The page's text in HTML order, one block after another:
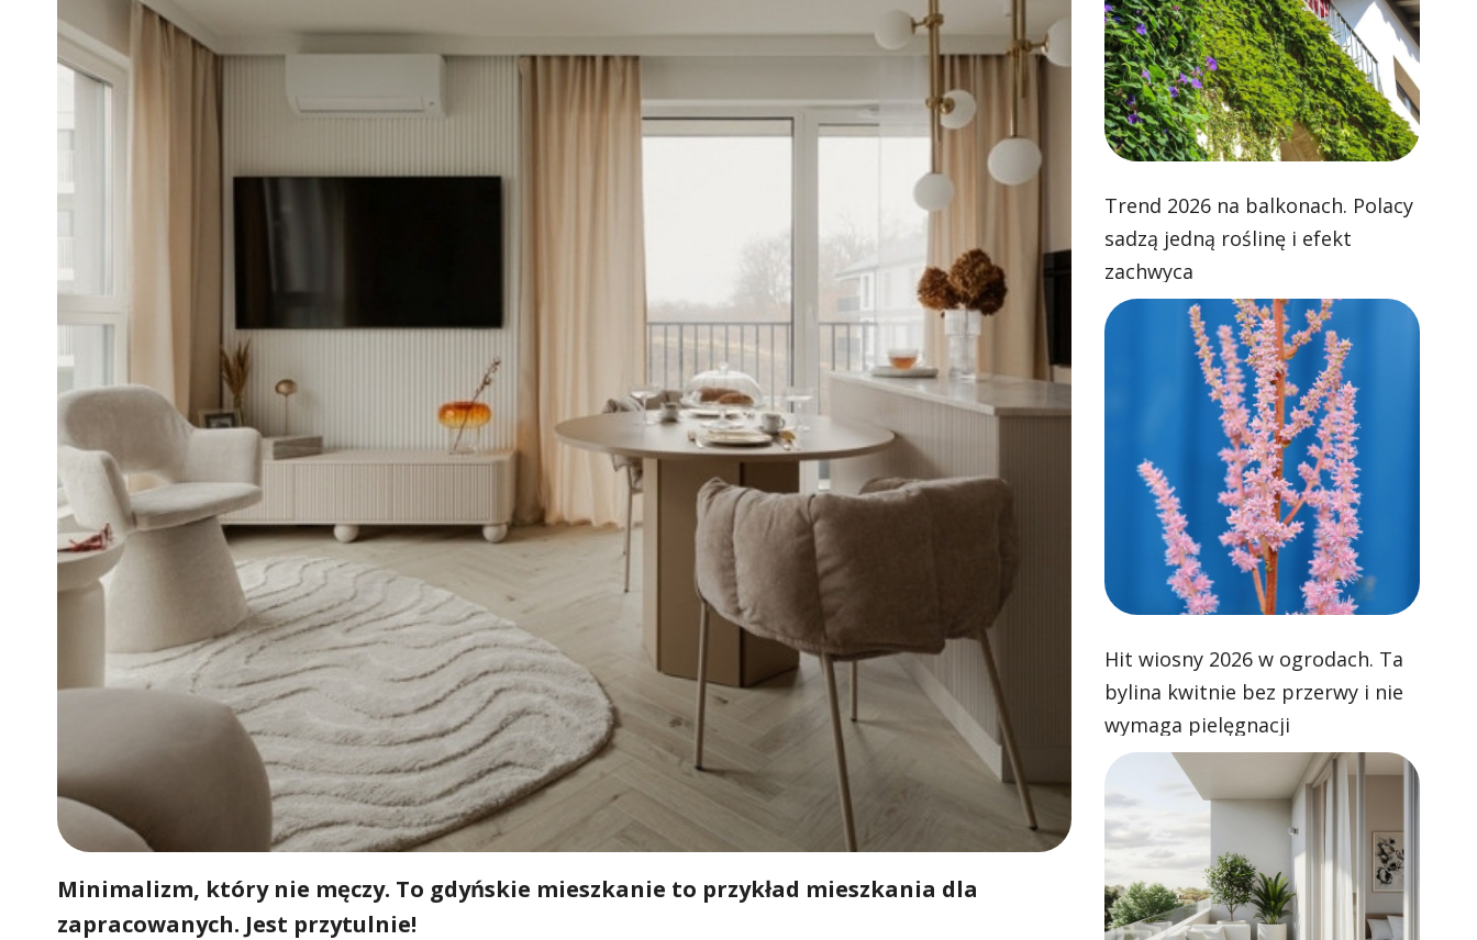
Minimalizm, który nie męczy. To gdyńskie mieszkanie to przykład mieszkania dla
zapracowanych. Jest przytulnie!
Trend 2026 na balkonach. Polacy
sadzą jedną roślinę i efekt
zachwyca
Hit wiosny 2026 w ogrodach. Ta
bylina kwitnie bez przerwy i nie
wymaga pielęgnacji